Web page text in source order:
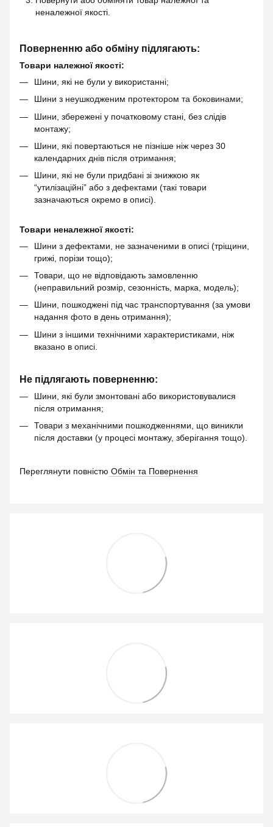
неналежної якості.
Поверненню або обміну підлягають:
Товари належної якості:
Шини, які не були у використанні;
Шини з неушкодженим протектором та боковинами;
Шини, збережені у початковому стані, без слідів
монтажу;
Шини, які повертаються не пізніше ніж через 30
календарних днів після отримання;
Шини, які не були придбані зі знижкою як
“утилізаційні” або з дефектами (такі товари
зазначаються окремо в описі).
Товари неналежної якості:
Шини з дефектами, не зазначеними в описі (тріщини,
грижі, порізи тощо);
Товари, що не відповідають замовленню
(неправильний розмір, сезонність, марка, модель);
Шини, пошкоджені під час транспортування (за умови
надання фото в день отримання);
Шини з іншими технічними характеристиками, ніж
вказано в описі.
Не підлягають поверненню:
Шини, які були змонтовані або використовувалися
після отримання;
Товари з механічними пошкодженнями, що виникли
після доставки (у процесі монтажу, зберігання тощо).
Переглянути повністю Обмін та Повернення